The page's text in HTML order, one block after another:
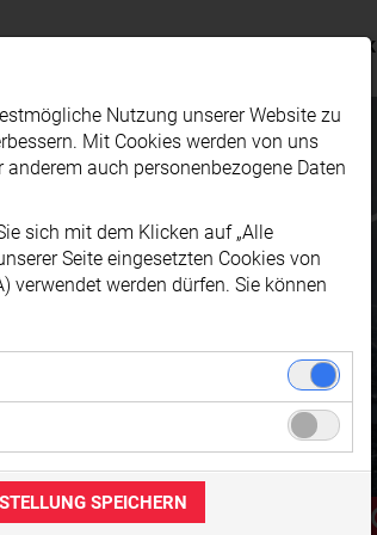
MEDIATHEK
Nutzung unserer Website zu
Mit Cookies werden von uns
auch personenbezogene Daten
sich mit dem Klicken auf „Alle
Seite eingesetzten Cookies von
verwendet werden dürfen. Sie können
und sind für die einwandfreie
keine personenbezogenen Daten
der Drittanbieter auf Ihrem
in den USA.
SPEICHERN